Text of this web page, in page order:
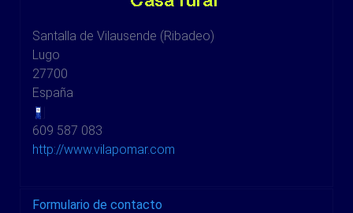
Santalla de Vilausende (Ribadeo)
Lugo
27700
España
609 587 083
http://www.vilapomar.com
Formulario de contacto